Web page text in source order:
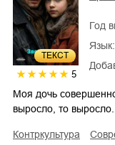
ТЕКСТ
5
Год
Язык:
Моя дочь
выросло, то
контркультура